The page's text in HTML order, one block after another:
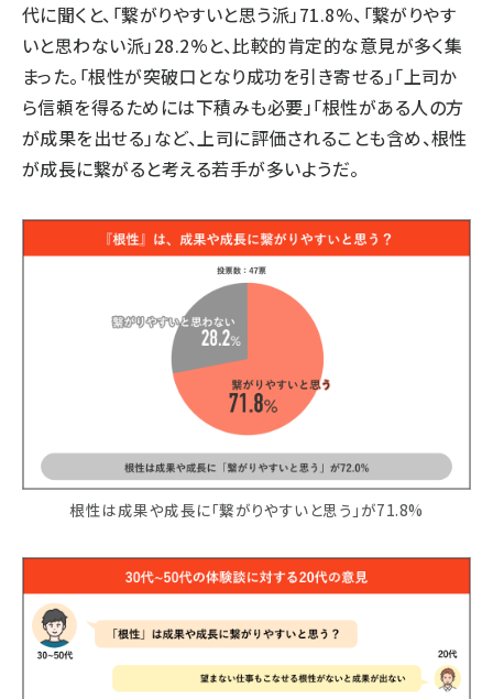
代に聞くと、「繋がりやすいと思う派」71.8%、「繋がりやす
いと思わない派」28.2%と、比較的肯定的な意見が多く集
まった。「根性が突破口となり成功を引き寄せる」「上司か
ら信頼を得るためには下積みも必要」「根性がある人の方
が成果を出せる」など、上司に評価されることも含め、根性
が成長に繋がると考える若手が多いようだ。
根性は成果や成長に「繋がりやすいと思う」が71.8%